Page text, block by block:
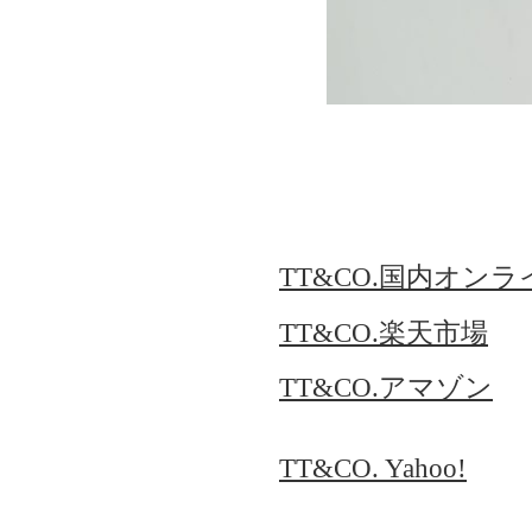
TT&CO.国内オンラ
TT&CO.楽天市場
TT&CO.アマゾン
TT&CO. Yahoo!